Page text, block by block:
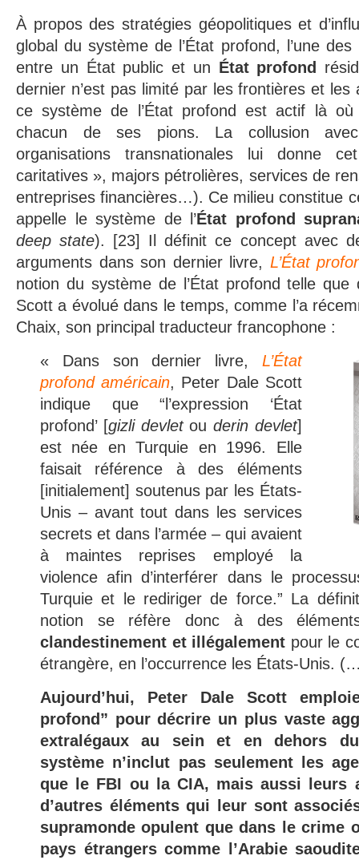
À propos des stratégies géopolitiques et
global du système de l’État profond, l’une
entre un État public et un État profond
dernier n’est pas limité par les frontières et
ce système de l’État profond est actif là
chacun de ses pions. La collusion
organisations transnationales lui donne
caritatives », majors pétrolières, services de
entreprises financières…). Ce milieu constitue
appelle le système de l’État profond
deep state). [23] Il définit ce concept avec
arguments dans son dernier livre, L’État
notion du système de l’État profond telle
Scott a évolué dans le temps, comme l’a
Chaix, son principal traducteur francophone :
« Dans son dernier livre, L’État
profond américain, Peter Dale Scott
indique que “l’expression ‘État
profond’ [gizli devletouderin devlet]
est née en Turquie en 1996. Elle
faisait référence à des éléments
[initialement] soutenus par les États-
Unis – avant tout dans les services
secrets et dans l’armée – qui avaient
à maintes reprises employé la
violence afin d’interférer dans le
Turquie et le rediriger de force.” La
notion se réfère donc à des
clandestinement et illégalement pour le
étrangère, en l’occurrence les États-Unis.
Aujourd’hui, Peter Dale Scott
profond” pour décrire un plus vaste
extralégaux au sein et en dehors du
système n’inclut pas seulement les
que le FBI ou la CIA, mais aussi leurs
d’autres éléments qui leur sont
supramonde opulent que dans le crime
pays étrangers comme l’Arabie